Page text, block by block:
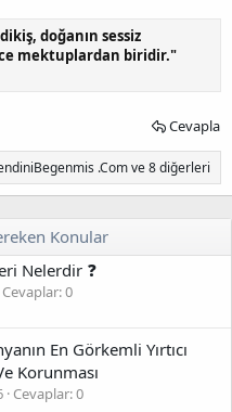
doğanın sessiz
mektuplardan biridir."
Cevapla
.Comve 8 diğerleri
Konular
Nelerdir ❓
Cevaplar: 0
En Görkemli Yırtıcı
Korunması
Cevaplar: 0